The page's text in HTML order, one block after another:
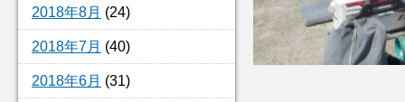
2018年8月 (24)
2018年7月 (40)
2018年6月 (31)